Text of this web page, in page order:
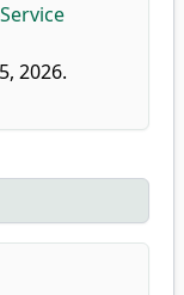
2026.